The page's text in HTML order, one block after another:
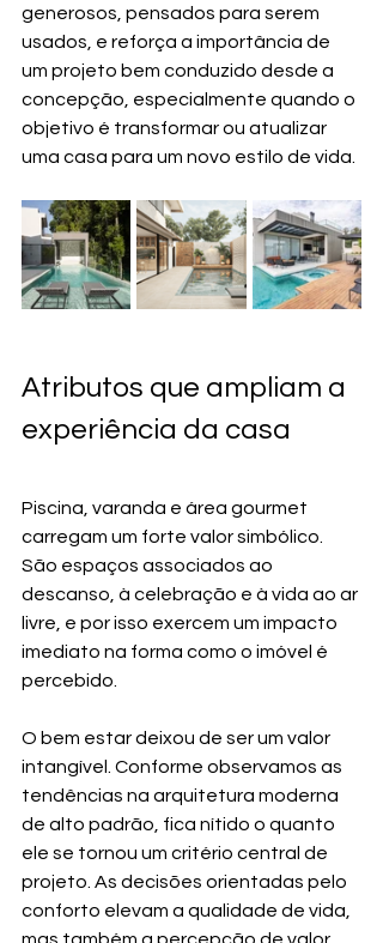
generosos, pensados para serem
usados, e reforça a importância de
um projeto bem conduzido desde a
concepção, especialmente quando o
objetivo é transformar ou atualizar
uma casa para um novo estilo de vida.
Atributos que ampliam a
experiência da casa
Piscina, varanda e área gourmet
carregam um forte valor simbólico.
São espaços associados ao
descanso, à celebração e à vida ao ar
livre, e por isso exercem um impacto
imediato na forma como o imóvel é
percebido.
O bem estar deixou de ser um valor
intangível. Conforme observamos as
tendências na arquitetura moderna
de alto padrão, fica nítido o quanto
ele se tornou um critério central de
projeto. As decisões orientadas pelo
conforto elevam a qualidade de vida,